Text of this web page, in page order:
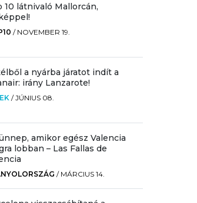
10 látnivaló Mallorcán,
/ NOVEMBER 19.
a nyárba járatot indít a
irány Lanzarote!
/JÚNIUS 08.
amikor egész Valencia
lobban – Las Fallas de
/ MÁRCIUS 14.